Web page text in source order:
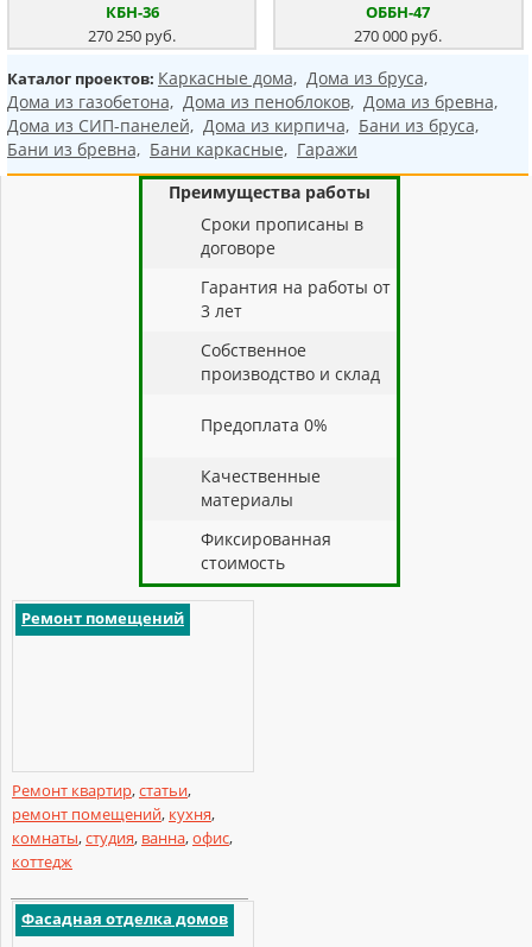
КБН-36
270 250 руб.
ОББН-47
270 000 руб.
Каталог проектов: Каркасные дома, Дома из бруса,
Дома из газобетона, Дома из пеноблоков, Дома из бревна,
Дома из СИП-панелей, Дома из кирпича, Бани из бруса,
Бани из бревна, Бани каркасные, Гаражи
Преимущества работы
Cроки прописаны в
договоре
Гарантия на работы от
3 лет
Собственное
производство и склад
Предоплата 0%
Качественные
материалы
Фиксированная
стоимость
Ремонт помещений
Ремонт квартир,статьи,
ремонт помещений, кухня,
комнаты,студия, ванна,офис,
коттедж
Фасадная отделка домов